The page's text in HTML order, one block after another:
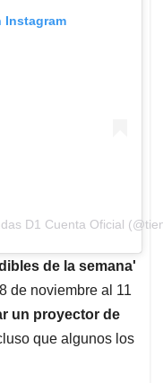
Instagram
D1 Cuenta Oficial
de la semana'
de noviembre al 11
un proyector de
que algunos los